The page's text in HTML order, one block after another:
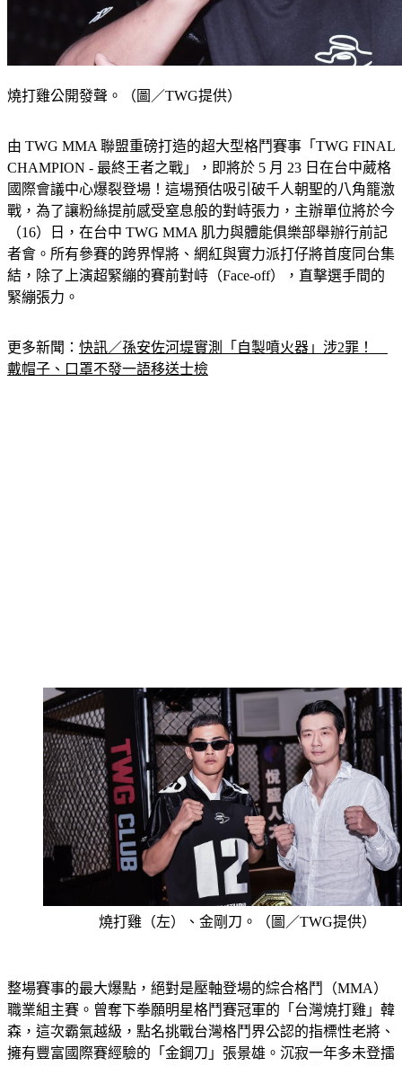
燒打雞公開發聲。（圖／TWG提供）
由 TWG MMA 聯盟重磅打造的超大型格鬥賽事「TWG FINAL
CHAMPION - 最終王者之戰」，即將於 5 月 23 日在台中葳格
國際會議中心爆裂登場！這場預估吸引破千人朝聖的八角籠激
戰，為了讓粉絲提前感受窒息般的對峙張力，主辦單位將於今
（16）日，在台中 TWG MMA 肌力與體能俱樂部舉辦行前記
者會。所有參賽的跨界悍將、網紅與實力派打仔將首度同台集
結，除了上演超緊繃的賽前對峙（Face-off），直擊選手間的
緊繃張力。
更多新聞： 快訊／孫安佐河堤實測「自製噴火器」涉2罪！
戴帽子、口罩不發一語移送士檢
燒打雞（左）、金剛刀。（圖／TWG提供）
整場賽事的最大爆點，絕對是壓軸登場的綜合格鬥（MMA）
職業組主賽。曾奪下拳願明星格鬥賽冠軍的「台灣燒打雞」韓
森，這次霸氣越級，點名挑戰台灣格鬥界公認的指標性老將、
擁有豐富國際賽經驗的「金鋼刀」張景雄。沉寂一年多未登擂